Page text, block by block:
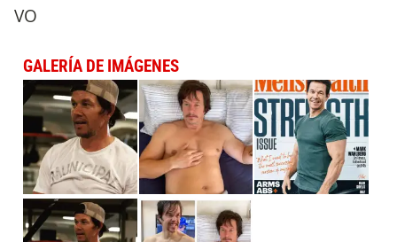
VO
GALERÍA DE IMÁGENES